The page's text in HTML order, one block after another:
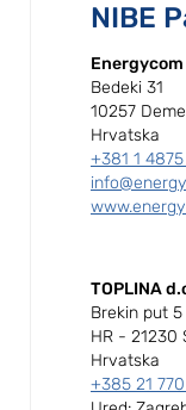
NIBE
Energycom
Bedeki 31
10257
Hrvatska
+381 1
TOPLINA
Brekin put 5
HR - 21230
Hrvatska
+385 21